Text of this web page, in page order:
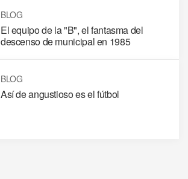
BLOG
El equipo de la "B", el fantasma del
descenso de municipal en 1985
BLOG
Así de angustioso es el fútbol